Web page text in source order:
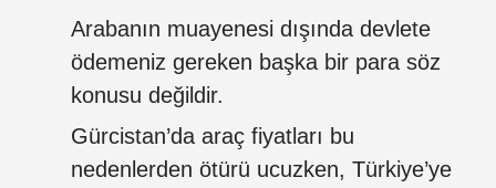
Arabanın muayenesi dışında devlete
ödemeniz gereken başka bir para söz
konusu değildir.
Gürcistan’da araç fiyatları bu
nedenlerden ötürü ucuzken, Türkiye’ye